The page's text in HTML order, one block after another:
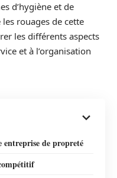
d’hygiène et de
rouages de cette
les différents aspects
et à l’organisation
entreprise de propreté